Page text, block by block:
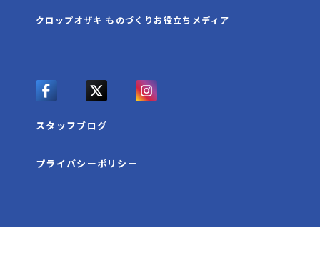
クロップオザキ ものづくりお役立ちメディア
スタッフブログ
プライバシーポリシー